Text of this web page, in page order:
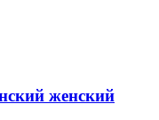
женский